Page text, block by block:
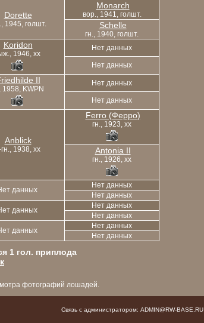
Dorette
1945, голшт.
Monarch
вор., 1941, голшт.
Schelle
гн., 1940, голшт.
Koridon
1946, xx
Нет данных
Нет данных
II
1958, KWPN
Нет данных
Нет данных
Anblick
гн., 1938, xx
Ferro (Ферро)
гн., 1923, xx
Antonia II
гн., 1926, xx
данных
Нет данных
Нет данных
данных
Нет данных
Нет данных
данных
Нет данных
Нет данных
1 гол. приплода
фотографий лошадей.
Связь с администратором: ADMIN@RW-BASE.RU